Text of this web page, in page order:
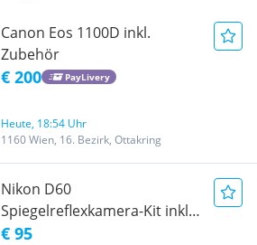
Canon Eos 1100D inkl.
Zubehör
€ 200 PayLivery
Heute, 18:54 Uhr
1160 Wien, 16. Bezirk, Ottakring
Nikon D60
Spiegelreflexkamera-Kit inkl.
18-55mm VR Objektiv - Top
€ 95